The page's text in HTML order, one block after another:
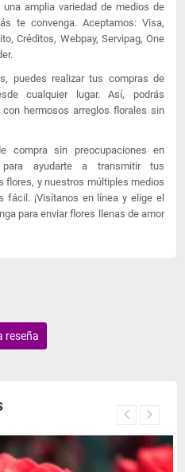
amplia variedad de medios de
te convenga. Aceptamos: Visa,
Créditos, Webpay, Servipag, One
puedes realizar tus compras de
cualquier lugar. Así, podrás
hermosos arreglos florales sin
compra sin preocupaciones en
para ayudarte a transmitir tus
flores, y nuestros múltiples medios
¡Visítanos en línea y elige el
para enviar flores llenas de amor
reseña